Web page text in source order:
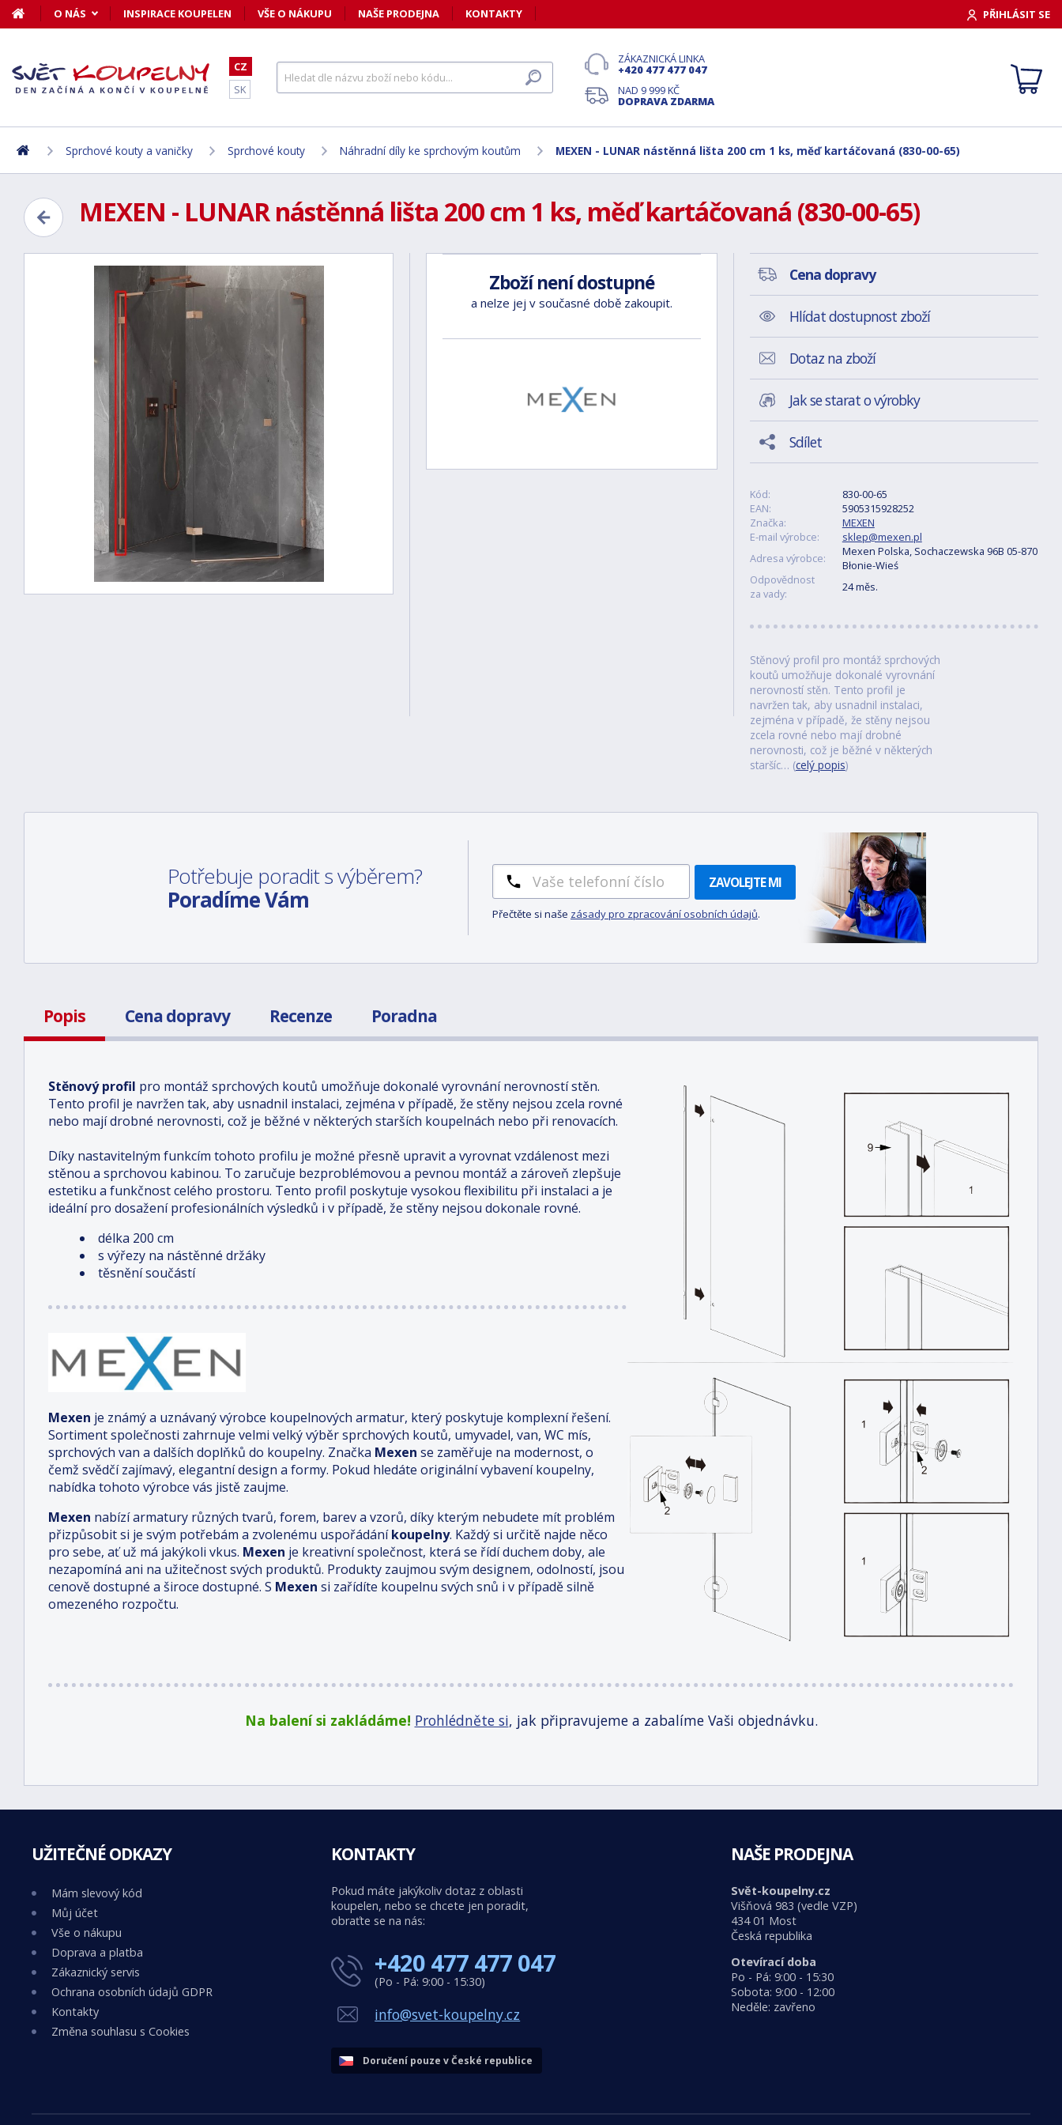
O NÁS INSPIRACE KOUPELEN VŠE O NÁKUPU NAŠE PRODEJNA KONTAKTY PŘIHLÁSIT SE
CZ
SK
ZÁKAZNICKÁ LINKA
+420 477 477 047
NAD 9 999 KČ
DOPRAVA ZDARMA
Sprchové kouty a vaničky Sprchové kouty Náhradní díly ke sprchovým koutům MEXEN - LUNAR nástěnná lišta 200 cm 1 ks, měď kartáčovaná (830-00-65)
MEXEN - LUNAR nástěnná lišta 200 cm 1 ks, měď kartáčovaná (830-00-65)
Zboží není dostupné
a nelze jej v současné době zakoupit.
Cena dopravy
Hlídat dostupnost zboží
Dotaz na zboží
Jak se starat o výrobky
Sdílet
Kód:
830-00-65
EAN:
5905315928252
Značka:
MEXEN
E-mail výrobce:
sklep@mexen.pl
Adresa výrobce:
Mexen Polska, Sochaczewska 96B 05-870
Błonie-Wieś
Odpovědnost
za vady:
24 měs.
Stěnový profil pro montáž sprchových
koutů umožňuje dokonalé vyrovnání
nerovností stěn. Tento profil je
navržen tak, aby usnadnil instalaci,
zejména v případě, že stěny nejsou
zcela rovné nebo mají drobné
nerovnosti, což je běžné v některých
staršíc… (celý popis)
Potřebuje poradit s výběrem?
Poradíme Vám
ZAVOLEJTE MI
Přečtěte si naše zásady pro zpracování osobních údajů.
Popis Cena dopravy Recenze Poradna
Stěnový profil pro montáž sprchových koutů umožňuje dokonalé vyrovnání nerovností stěn.
Tento profil je navržen tak, aby usnadnil instalaci, zejména v případě, že stěny nejsou zcela rovné
nebo mají drobné nerovnosti, což je běžné v některých starších koupelnách nebo při renovacích.
Díky nastavitelným funkcím tohoto profilu je možné přesně upravit a vyrovnat vzdálenost mezi
stěnou a sprchovou kabinou. To zaručuje bezproblémovou a pevnou montáž a zároveň zlepšuje
estetiku a funkčnost celého prostoru. Tento profil poskytuje vysokou flexibilitu při instalaci a je
ideální pro dosažení profesionálních výsledků i v případě, že stěny nejsou dokonale rovné.
délka 200 cm
s výřezy na nástěnné držáky
těsnění součástí
Mexen je známý a uznávaný výrobce koupelnových armatur, který poskytuje komplexní řešení.
Sortiment společnosti zahrnuje velmi velký výběr sprchových koutů, umyvadel, van, WC mís,
sprchových van a dalších doplňků do koupelny. Značka Mexen se zaměřuje na modernost, o
čemž svědčí zajímavý, elegantní design a formy. Pokud hledáte originální vybavení koupelny,
nabídka tohoto výrobce vás jistě zaujme.
Mexen nabízí armatury různých tvarů, forem, barev a vzorů, díky kterým nebudete mít problém
přizpůsobit si je svým potřebám a zvolenému uspořádání koupelny. Každý si určitě najde něco
pro sebe, ať už má jakýkoli vkus. Mexen je kreativní společnost, která se řídí duchem doby, ale
nezapomíná ani na užitečnost svých produktů. Produkty zaujmou svým designem, odolností, jsou
cenově dostupné a široce dostupné. S Mexen si zařídíte koupelnu svých snů i v případě silně
omezeného rozpočtu.
Na balení si zakládáme! Prohlédněte si, jak připravujeme a zabalíme Vaši objednávku.
UŽITEČNÉ ODKAZY
Mám slevový kód
Můj účet
Vše o nákupu
Doprava a platba
Zákaznický servis
Ochrana osobních údajů GDPR
Kontakty
Změna souhlasu s Cookies
KONTAKTY
Pokud máte jakýkoliv dotaz z oblasti
koupelen, nebo se chcete jen poradit,
obraťte se na nás:
+420 477 477 047
(Po - Pá: 9:00 - 15:30)
info@svet-koupelny.cz
Doručení pouze v České republice
NAŠE PRODEJNA
Svět-koupelny.cz
Višňová 983 (vedle VZP)
434 01 Most
Česká republika
Otevírací doba
Po - Pá: 9:00 - 15:30
Sobota: 9:00 - 12:00
Neděle: zavřeno